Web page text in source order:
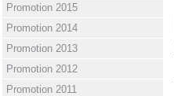
Promotion 2015
Promotion 2014
Promotion 2013
Promotion 2012
Promotion 2011